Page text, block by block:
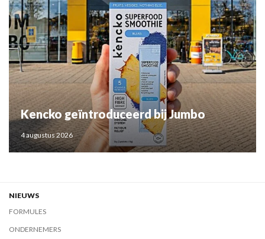
Kencko geïntroduceerd bij Jumbo
4 augustus 2026
NIEUWS
FORMULES
ONDERNEMERS